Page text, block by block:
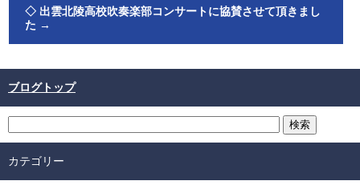
◇ 出雲北陵高校吹奏楽部コンサートに協賛させて頂きまし
た →
ブログトップ
カテゴリー